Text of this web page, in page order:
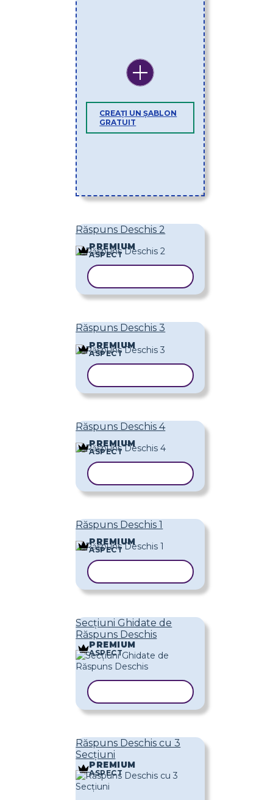
CREAȚI UN ȘABLON
GRATUIT
Răspuns Deschis 2
PREMIUM
ASPECT
Răspuns Deschis 3
PREMIUM
ASPECT
Răspuns Deschis 4
PREMIUM
ASPECT
Răspuns Deschis 1
PREMIUM
ASPECT
Secțiuni Ghidate de
Răspuns Deschis
PREMIUM
ASPECT
Răspuns Deschis cu 3
Secțiuni
PREMIUM
ASPECT